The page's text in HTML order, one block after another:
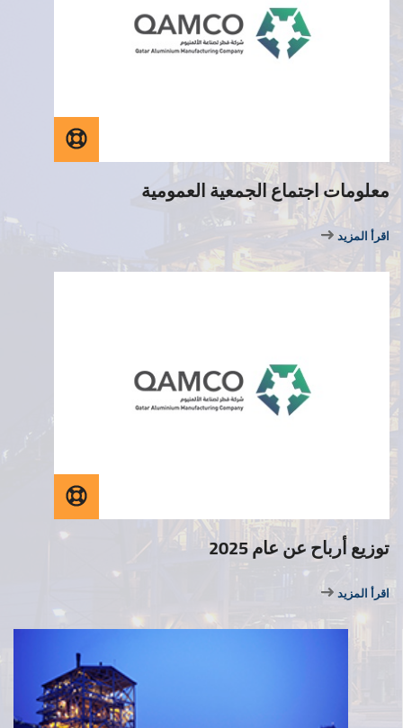
معلومات اجتماع الجمعية العمومية
اقرأ المزيد
توزيع أرباح عن عام 2025
اقرأ المزيد